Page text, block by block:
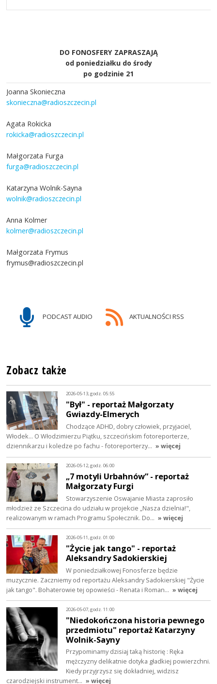
DO FONOSFERY ZAPRASZAJĄ
od poniedziałku do środy
po godzinie 21
Joanna Skonieczna
skonieczna@radioszczecin.pl
Agata Rokicka
rokicka@radioszczecin.pl
Małgorzata Furga
furga@radioszczecin.pl
Katarzyna Wolnik-Sayna
wolnik@radioszczecin.pl
Anna Kolmer
kolmer@radioszczecin.pl
Małgorzata Frymus
frymus@radioszczecin.pl
PODCAST AUDIO AKTUALNOŚCI RSS
Zobacz także
2026-05-13, godz. 05:55
"Był" - reportaż Małgorzaty
Gwiazdy-Elmerych
Chodzące ADHD, dobry człowiek, przyjaciel,
Włodek... O Włodzimierzu Piątku, szczecińskim fotoreporterze,
dziennikarzu i koledze po fachu - fotoreporterzy… » więcej
2026-05-12, godz. 06:00
„7 motyli Urbahnów” - reportaż
Małgorzaty Furgi
Stowarzyszenie Oswajanie Miasta zaprosiło
młodzież ze Szczecina do udziału w projekcie „Nasza dzielnia!",
realizowanym w ramach Programu Społecznik. Do… » więcej
2026-05-11, godz. 01:00
"Życie jak tango" - reportaż
Aleksandry Sadokierskiej
W poniedziałkowej Fonosferze będzie
muzycznie. Zaczniemy od reportażu Aleksandry Sadokierskiej "Życie
jak tango". Bohaterowie tej opowieści - Renata i Roman… » więcej
2026-05-07, godz. 11:00
"Niedokończona historia pewnego
przedmiotu" reportaż Katarzyny
Wolnik-Sayny
Przypominamy dzisiaj taką historię : Ręka
mężczyzny delikatnie dotyka gładkiej powierzchni.
Kiedy przyjrzysz się dokładniej, widzisz
czarodziejski instrument… » więcej